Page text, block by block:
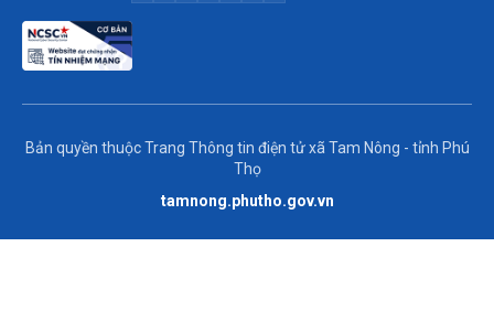
Bản quyền thuộc Trang Thông tin điện tử xã Tam Nông - tỉnh Phú
Thọ
tamnong.phutho.gov.vn